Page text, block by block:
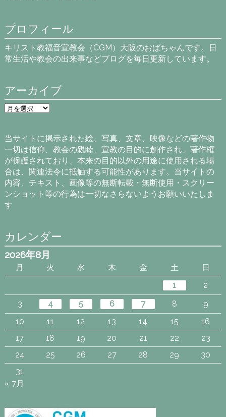
プロフィール
キリスト教福音宣教会（CGM）大阪のおばちゃんです。日
常生活や教会の出来事などブログを毎日更新しています。
アーカイブ
ア
ー
ブ
当サイトに掲示された絵、写真、文章、映像などの著作物
一切は信仰、教会の親睦、宣教の目的に創作され、著作権
が保護されており、本来の目的以外の用途に使用される場
合は、関連法令に抵触する可能性があります。当サイトの
内容、テキスト、画像等の無断転載・無断使用・スクリー
ンショット等の行為は一切なさらないようお願いいたしま
す
カレンダー
2026年8月
月 火 水 木 金 土
日
1
2
3
4 5 6 7 8
9
10
11 12 13 14 15
16
17
18 19 20 21 22
23
24
25 26 27 28 29
30
31
« 7月